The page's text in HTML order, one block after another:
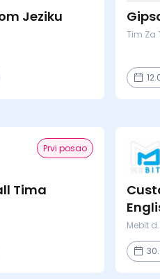
Jeziku
Tim Za
Prvi posao
Tima
Mebit